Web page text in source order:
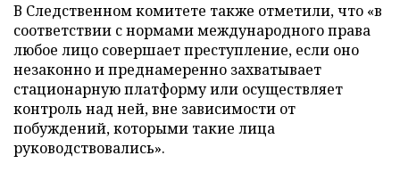
В Следственном комитете также отметили, что «в
соответствии с нормами международного права
любое лицо совершает преступление, если оно
незаконно и преднамеренно захватывает
стационарную платформу или осуществляет
контроль над ней, вне зависимости от
побуждений, которыми такие лица
руководствовались».